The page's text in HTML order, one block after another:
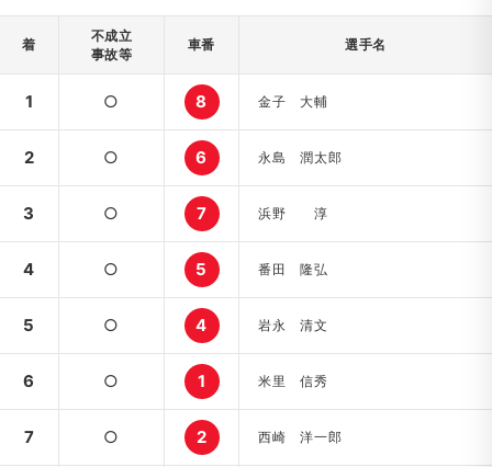
着
不成立
事故等
車番 選手名
1 ○ 8 金子 大輔
2 ○ 6 永島 潤太郎
3 ○ 7 浜野 淳
4 ○ 5 番田 隆弘
5 ○ 4 岩永 清文
6 ○ 1 米里 信秀
7 ○ 2 西崎 洋一郎